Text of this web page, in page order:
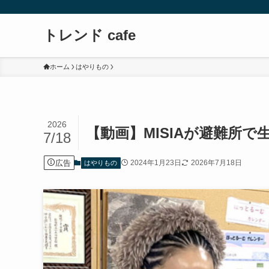
トレンド cafe
ホーム はやりもの
【動画】MISIAが避難所
2026
7/18
広告 はやりもの 2024年1月23日 2026年7月18日